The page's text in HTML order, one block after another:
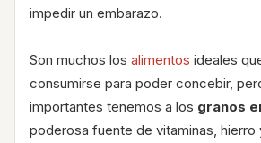
impedir un embarazo.
Son muchos los alimentos ideales
consumirse para poder concebir,
importantes tenemos a los granos
poderosa fuente de vitaminas, hierro